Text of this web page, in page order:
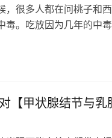
，很多人都在问桃子和
毒。吃放因为几年的中毒
【甲状腺结节与乳